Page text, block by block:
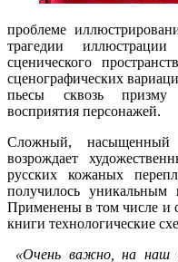
проблеме
трагедии
сценического
сценографических
пьесы сквозь призму
восприятия персонажей.
Сложный, насыщенный
возрождает
русских кожаных
получилось уникальным
Применены в том числе и
книги технологические
«Очень важно, на наш